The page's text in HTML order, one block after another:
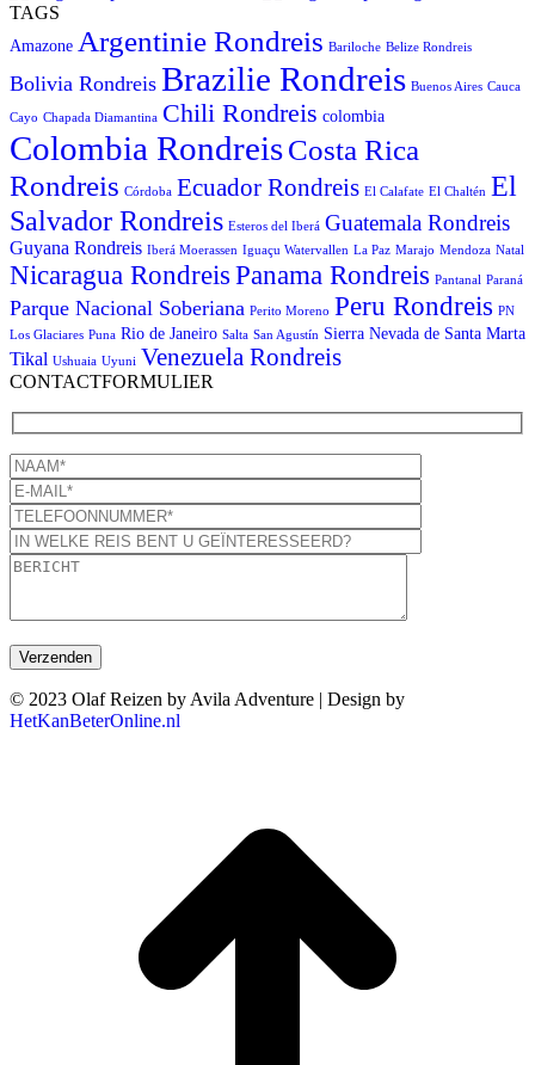
TAGS
Amazone Argentinie Rondreis Bariloche Belize Rondreis
Bolivia Rondreis Brazilie Rondreis Buenos Aires Cauca
Cayo Chapada Diamantina Chili Rondreis colombia
Colombia RondreisCosta Rica
Rondreis Córdoba Ecuador Rondreis El Calafate El Chaltén El
Salvador Rondreis Esteros del Iberá Guatemala Rondreis
Guyana Rondreis Iberá Moerassen Iguaçu Watervallen La Paz Marajo Mendoza Natal
Nicaragua Rondreis Panama Rondreis Pantanal Paraná
Parque Nacional Soberiana Perito Moreno Peru Rondreis PN
Los Glaciares Puna Rio de Janeiro Salta San Agustín Sierra Nevada de Santa Marta
Tikal Ushuaia Uyuni Venezuela Rondreis
CONTACTFORMULIER
© 2023 Olaf Reizen by Avila Adventure | Design by
HetKanBeterOnline.nl